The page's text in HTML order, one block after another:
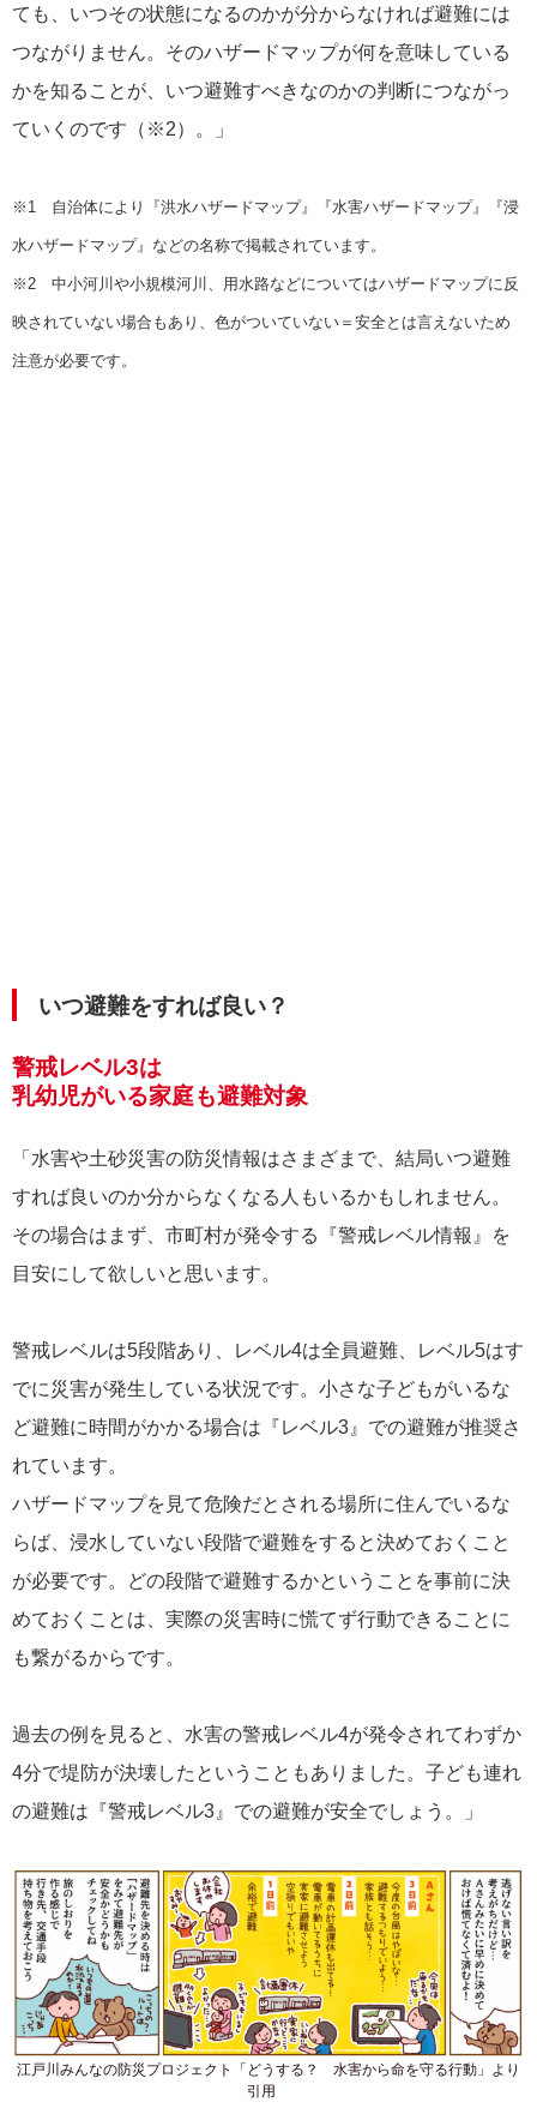
ても、いつその状態になるのかが分からなければ避難には
つながりません。そのハザードマップが何を意味している
かを知ることが、いつ避難すべきなのかの判断につながっ
ていくのです（※2）。」
※1 自治体により『洪水ハザードマップ』『水害ハザードマップ』『浸
水ハザードマップ』などの名称で掲載されています。
※2 中小河川や小規模河川、用水路などについてはハザードマップに反
映されていない場合もあり、色がついていない＝安全とは言えないため
注意が必要です。
いつ避難をすれば良い？
警戒レベル3は
乳幼児がいる家庭も避難対象
「水害や土砂災害の防災情報はさまざまで、結局いつ避難
すれば良いのか分からなくなる人もいるかもしれません。
その場合はまず、市町村が発令する『警戒レベル情報』を
目安にして欲しいと思います。
警戒レベルは5段階あり、レベル4は全員避難、レベル5はす
でに災害が発生している状況です。小さな子どもがいるな
ど避難に時間がかかる場合は『レベル3』での避難が推奨さ
れています。
ハザードマップを見て危険だとされる場所に住んでいるな
らば、浸水していない段階で避難をすると決めておくこと
が必要です。どの段階で避難するかということを事前に決
めておくことは、実際の災害時に慌てず行動できることに
も繋がるからです。
過去の例を見ると、水害の警戒レベル4が発令されてわずか
4分で堤防が決壊したということもありました。子ども連れ
の避難は『警戒レベル3』での避難が安全でしょう。」
江戸川みんなの防災プロジェクト「どうする？ 水害から命を守る行動」より
引用